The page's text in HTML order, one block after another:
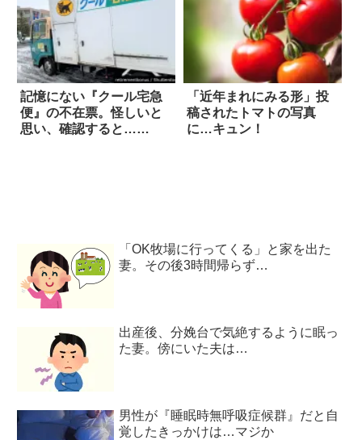
記憶にない『クール宅急
便』の不在票。怪しいと
思い、確認すると…
「近年まれにみる形」投
稿されたトマトの写真
に…キュン！
「OK牧場に行ってくる」と家を出た
妻。その後3時間帰らず…
出産後、分娩台で気絶するように眠っ
た妻。傍にいた夫は…
男性が『睡眠時無呼吸症候群』だと自
覚したきっかけは…マジか